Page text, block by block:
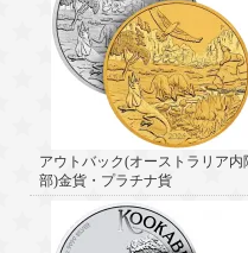
アウトバック(オーストラリア内
部)金貨・プラチナ貨